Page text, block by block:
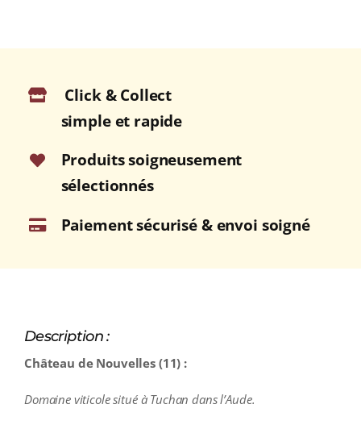
Click & Collect
simple et rapide
Produits soigneusement
sélectionnés
Paiement sécurisé & envoi soigné
Description :
Château de Nouvelles (11) :
Domaine viticole situé à Tuchan dans l’Aude.